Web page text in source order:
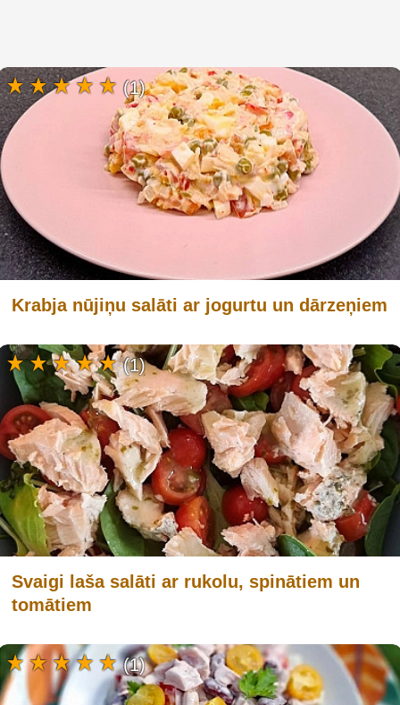
Krabja nūjiņu salāti ar jogurtu un dārzeņiem
(1)
Svaigi laša salāti ar rukolu, spinātiem un
tomātiem
(1)
(1)